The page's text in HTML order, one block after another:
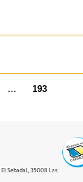
… 193
El Sebadal, 35008 Las